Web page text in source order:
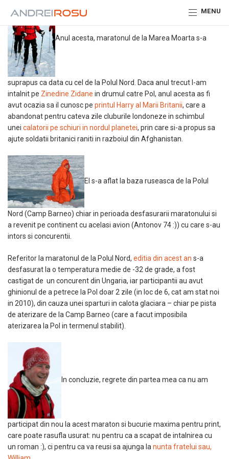
MENU
Anul acesta, maratonul de la Marea Moarta s-a
suprapus ca data cu cel de la Polul Nord. Daca anul trecut l-am
intalnit pe Zinedine Zidane in drumul catre Pol, anul acesta as fi
avut ocazia sa il cunosc pe printul Harry al Marii Britanii, care a
abandonat pentru cateva zile cluburile londoneze in schimbul
unei calatorii pe schiuri in nordul planetei, prin care si-a propus sa
ajute soldatii britanici raniti in razboiul din Afghanistan.
El s-a aflat la baza ruseasca de la Polul
Nord (Camp Barneo) chiar in perioada desfasurarii maratonului si
a revenit pe continent cu acelasi avion (Antonov 74 :)) cu care s-au
intors si concurentii.
Referitor la maratonul de la Polul Nord, editia din acest an s-a
desfasurat la o temperatura medie de -32 de grade, a fost
castigat de un concurent din Ungaria, iar participantii au avut
ghinionul de a petrece la Pol doar 2 zile (in loc de 6, cat am stat noi
in 2010), din cauza unei sparturi in calota glaciara – chiar pe pista
de aterizare de la Camp Barneo (care a facut imposibila
aterizarea la Pol in termenul stabilit).
In concluzie, regrete din partea mea ca nu am
participat din nou la acest maraton si bucurie maxima pentru print,
care poate rasufla usurat: nu pentru ca a scapat de intalnirea cu
un roman :), ci pentru ca va reusi sa ajunga lanunta fratelui sau,